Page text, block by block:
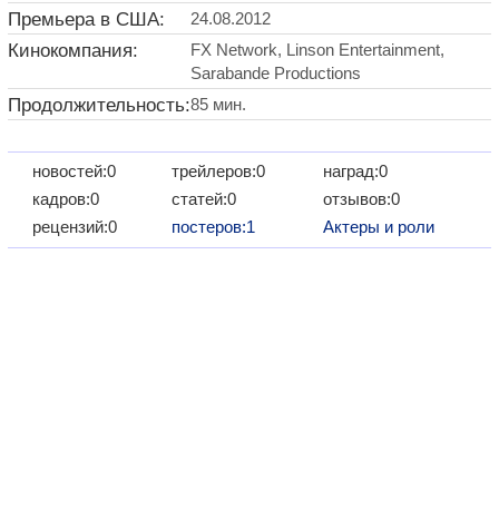
Премьера в США: 24.08.2012
Кинокомпания:
FX Network, Linson Entertainment,
Sarabande Productions
Продолжительность:85 мин.
новостей:0
кадров:0
рецензий:0
трейлеров:0
статей:0
постеров:1
наград:0
отзывов:0
Актеры и роли